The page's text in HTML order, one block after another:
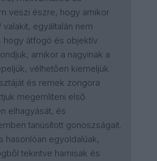
veszi észre, hogy amikor
egyáltalán nem
hogy átfogó és objektív
amikor a nagyinak a
vélhetően kiemeljük
és remek zongora
megemlíteni első
elhagyását, és
tanúsított gonoszságait.
hasonlóan egyoldalúak,
tekintve hamisak és